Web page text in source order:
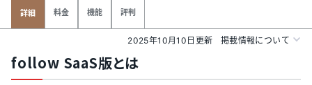
詳細 料金 機能 評判
2025年10月10日更新 掲載情報について
follow SaaS版とは